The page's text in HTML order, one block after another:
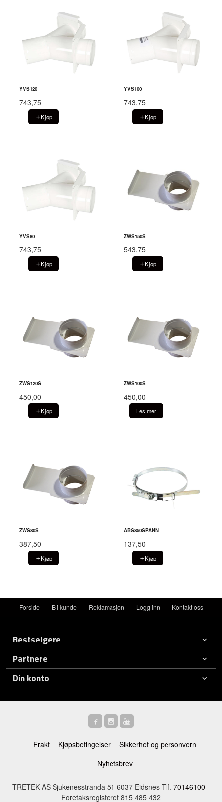
YVS120
743,75
Kjøp
YVS100
743,75
Kjøp
YVS80
743,75
Kjøp
ZWS150S
543,75
Kjøp
ZWS120S
450,00
Kjøp
ZWS100S
450,00
Les mer
ZWS80S
387,50
Kjøp
ABS850SPANN
137,50
Kjøp
Forside Bli kunde Reklamasjon Logg inn Kontakt oss
Bestselgere
Partnere
Din konto
Frakt Kjøpsbetingelser
Sikkerhet og personvern
Nyhetsbrev
TRETEK AS Sjukenesstranda 51 6037 Eidsnes Tlf. 70146100 -
Foretaksregisteret 815 485 432